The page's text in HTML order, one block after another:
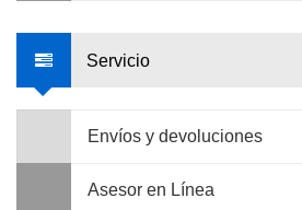
Servicio
Envíos y devoluciones
Asesor en Línea